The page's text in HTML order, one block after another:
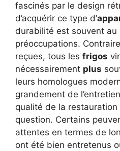
fascinés par le design
d’acquérir ce type d’
durabilité est souvent
préoccupations.
reçues, tous les frigos
nécessairement plus
leurs homologues
grandement de
qualité de la
question. Certains
attentes en termes de
ont été bien entretenus